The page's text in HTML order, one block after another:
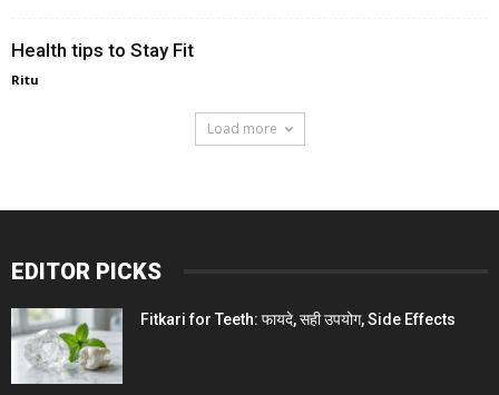
Health tips to Stay Fit
Ritu
Load more
EDITOR PICKS
Fitkari for Teeth: फायदे, सही उपयोग, Side Effects